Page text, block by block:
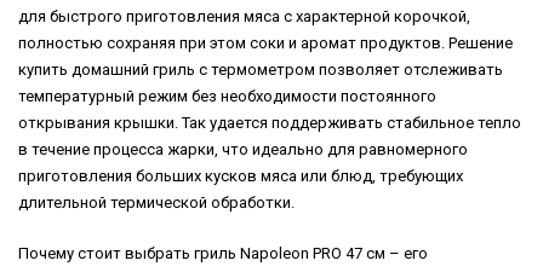
для быстрого приготовления мяса с характерной корочкой,
полностью сохраняя при этом соки и аромат продуктов. Решение
купить домашний гриль с термометром позволяет отслеживать
температурный режим без необходимости постоянного
открывания крышки. Так удается поддерживать стабильное тепло
в течение процесса жарки, что идеально для равномерного
приготовления больших кусков мяса или блюд, требующих
длительной термической обработки.
Почему стоит выбрать гриль Napoleon PRO 47 см – его